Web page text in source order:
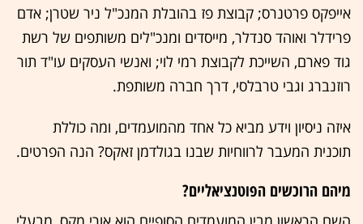
אייפקס פרטנרס; קבוצת פז בהובלת המנכ"ל ניר שטרן; אדם
פרידלר ואוהד סנדלר, מייסדים ומנכ"לים משותפים של רשת
גוד פארם, השייכת לקבוצת רמי לוי; ואנשי העסקים עו"ד תור
רוזנברג וגבי טרבלסי, דרך חברה משותפת.
איזה ניסיון וידע מביא כל אחד מהמועמדים, ומה כוללת
תוכנית המעבר לרווחיות שבנו בגולדמן זאקס? הנה הפרטים.
מיהם הרוכשים הפוטנציאליים?